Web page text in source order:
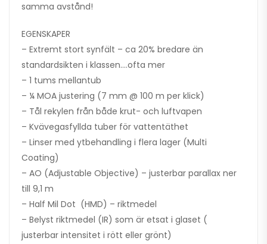
samma avstånd!
EGENSKAPER
– Extremt stort synfält – ca 20% bredare än
standardsikten i klassen….ofta mer
– 1 tums mellantub
– ¼ MOA justering (7 mm @ 100 m per klick)
– Tål rekylen från både krut- och luftvapen
– Kvävegasfyllda tuber för vattentäthet
– Linser med ytbehandling i flera lager (Multi
Coating)
– AO (Adjustable Objective) – justerbar parallax ner
till 9,1 m
– Half Mil Dot (HMD) – riktmedel
– Belyst riktmedel (IR) som är etsat i glaset (
justerbar intensitet i rött eller grönt)